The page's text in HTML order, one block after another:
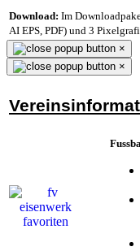
Download: Im
AI EPS, PDF) und 3
×
×